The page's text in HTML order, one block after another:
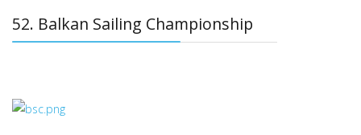
52. Balkan Sailing Championship